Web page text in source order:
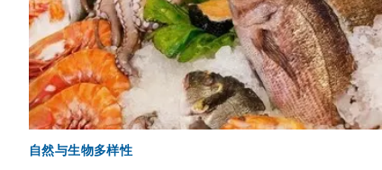
自然与生物多样性